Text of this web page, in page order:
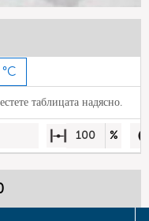
таблицата надясно.
100 %